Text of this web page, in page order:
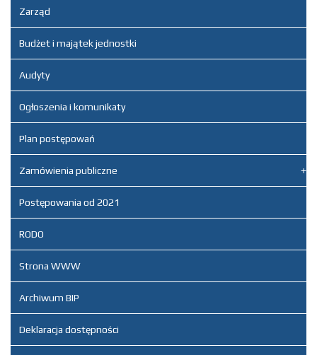
Zarząd
Budżet i majątek jednostki
Audyty
Ogłoszenia i komunikaty
Plan postępowań
Zamówienia publiczne
Postępowania od 2021
RODO
Strona WWW
Archiwum BIP
Deklaracja dostępności